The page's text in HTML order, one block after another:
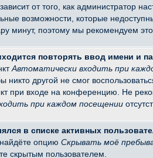
от того, как администратор
возможности, которые
минут, поэтому мы рекомендуем это
повторять ввод имени и
Автоматически входить при
никто другой не смог
при входе на конференцию. Не
при каждом посещении
в списке активных
опцию Скрывать моё
скрытым пользователем.